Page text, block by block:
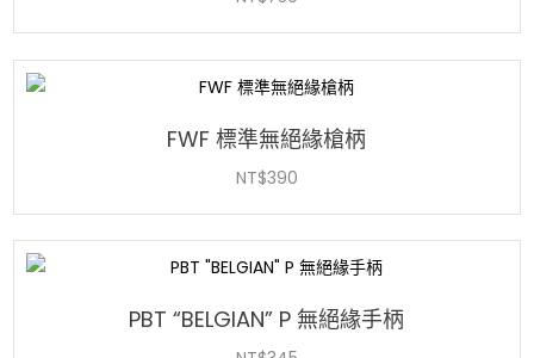
FWF 標準無絕緣槍柄
NT$390
PBT “BELGIAN” P 無絕緣手柄